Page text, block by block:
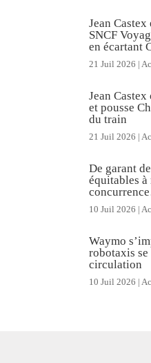
Jean
SNCF
en écartant
21 Juil 2026 |
Jean
et pousse
du train
21 Juil 2026 |
De garant
équitables
10 Juil 2026 |
Waymo
robotaxis se
circulation
10 Juil 2026 |